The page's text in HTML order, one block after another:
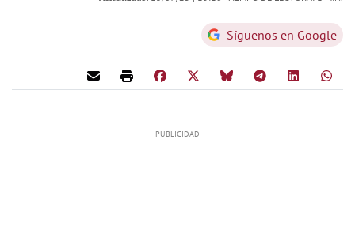
Síguenos en Google